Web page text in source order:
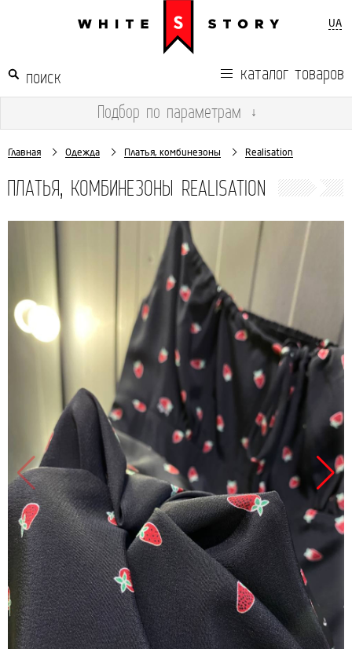
UA
каталог товаров
Подбор по параметрам ↓
Главная Одежда Платья, комбинезоны Realisation
ПЛАТЬЯ, КОМБИНЕЗОНЫ REALISATION
Продано